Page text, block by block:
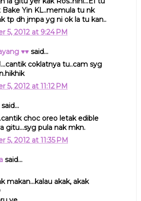
Bake Yin KL..memula tu nk
tp dh jmpa yg ni ok la tu kan..
5, 2012 at 9:24 PM
♥♥said...
coklatnya tu..cam syg
5, 2012 at 11:12 PM
choc oreo letak edible
gitu...syg pula nak mkn.
5, 2012 at 11:35 PM
said...
makan...kalau akak, akak